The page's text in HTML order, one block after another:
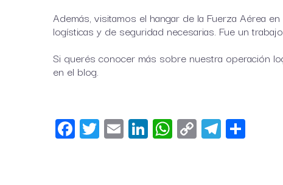
Además, visitamos el hangar de la Fuerza Aérea
logísticas y de seguridad necesarias. Fue un
Si querés conocer más sobre nuestra operación
en el blog.
Facebook
Twitter
EmailLinkedIn
WhatsApp
CopyTelegram